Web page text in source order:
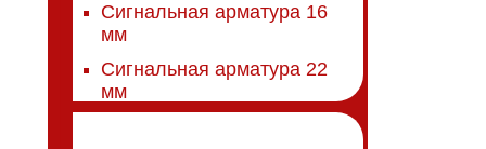
Сигнальная арматура 16
мм
Сигнальная арматура 22
мм